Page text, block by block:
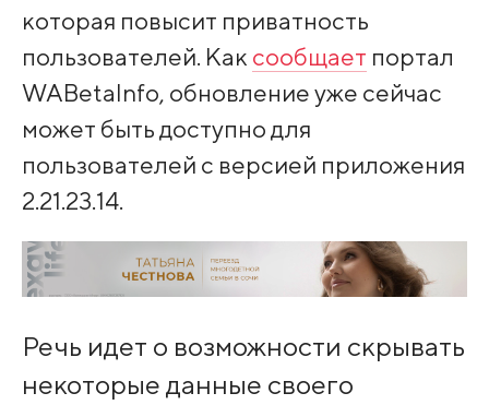
которая повысит приватность
пользователей. Как сообщает портал
WABetaInfo, обновление уже сейчас
может быть доступно для
пользователей с версией приложения
2.21.23.14.
Речь идет о возможности скрывать
некоторые данные своего